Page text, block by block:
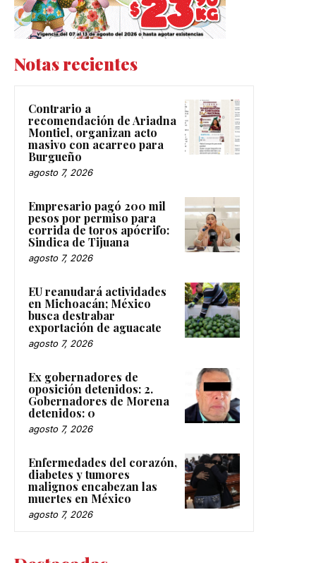
Notas recientes
Contrario a
recomendación de Ariadna
Montiel, organizan acto
masivo con acarreo para
Burgueño
agosto 7, 2026
Empresario pagó 200 mil
pesos por permiso para
corrida de toros apócrifo:
Sindica de Tijuana
agosto 7, 2026
EU reanudará actividades
en Michoacán; México
busca destrabar
exportación de aguacate
agosto 7, 2026
Ex gobernadores de
oposición detenidos: 2.
Gobernadores de Morena
detenidos: 0
agosto 7, 2026
Enfermedades del corazón,
diabetes y tumores
malignos encabezan las
muertes en México
agosto 7, 2026